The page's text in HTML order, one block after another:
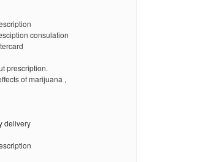
consulation
prescription.
of marijuana ,
delivery